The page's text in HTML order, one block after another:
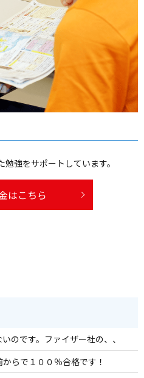
強をサポートしています。
はこちら
のです。ファイザー社の、、
らで１００％合格です！